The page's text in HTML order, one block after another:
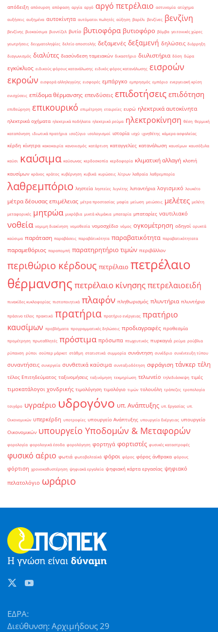
απόδειξη απόσυρση απόφαση αργία αργό αργό πετρέλαιο αστυνομία ατύχημα
αυξήσεις αυξημένα αυτοκίνητα αυτόματοι πωλητές αύξηση βαρέλι βενζίνες βενζίνη
βενζίνης βιοκαύσιμα βιοντίζελ βυτίο βυτιοφόρα βυτιοφόρο βόμβα γειτονικές χώρες
γεωτρήσεις δειγματοληψίες δελτίο αποστολής δεξαμενές δεξαμενή δηλώσεις διάρρηξη
διαγωνισμός διαλύτες διασύνδεση ταμειακών δικαστήριο διυλιστήρια δόση δώρα
εγκύκλιος ειδικούς φόρους κατανάλωσης ειδικός φόρος κατανάλωσης εισροών
εκροών εισφορά αλληλεγγύης εισφορές εμπάργκο εμπρησμός εμπόριο ενεργειακή κρίση
ενισχύσεις επίδομα θέρμανσης επενδύσεις επιδοτήσεις επιδότηση
επιθεώρηση επικουρικό επιμέτρηση εταιρείες ευρώ ηλεκτρικά αυτοκίνητα
ηλεκτρικά οχήματα ηλεκτρικά ποδήλατα ηλεκτρικό ρεύμα ηλεκτροκίνηση θέση θερμική
καταπόνηση ιδιωτικά πρατήρια ισοζύγιο ισολογισμοί ιστορία ισχύ ιχνηθέτης κάμερα ασφαλείας
κέρδη κίνητρα κακοκαιρία κανονισμός κατάρτιση καταγγελίες κατανάλωση καυσίμων καυσόξυλα
καύσι καύσιμα καύσωνας κερδοσκοπία κερδοφορία κλιματική αλλαγή κλοπή
καυσίμων κράνος κράτος κυβέρνηση κυβικά κυρώσεις λίτρων λαθραία λαθρεμπορία
λαθρεμπόριο ληστεία ληστείες λιγνίτης λιπαντήρια λογισμικό λουκέτο
μέτρα δέουσας επιμέλειας μέτρα προστασίας μαφία μείωση μειώσεις μελέτες μελέτη
μεταφορικές μητρώα μικρόβια μικτά κλιμάκια μπαταρία μπαταρίες ναυτιλιακό
νοθεία νομιμη διακίνηση νομοθεσία νομοσχέδιο νόμος ογκομέτρηση οδηγοί ορυκτά
καύσιμα παράταση παραβάσεις παραβάτικότητα παραβατικότητα παραβατικότητατα
παραμεθόριος παραπομπή παρατηρητήριο τιμών περιβάλλον
περιθώριο κέρδους πετρέλαιο πετρέλαιο
θέρμανσης πετρέλαιο κίνησηςπετρελαιοειδή
πινακίδες κυκλοφορίας πιστοποιητικά πλαφόν πληθωρισμός πλυντήρια πλυντήριο
πράσινο τέλος πρακτικό πρατήρια πρατήριο ενέργειας πρατήριο
καυσίμων προβλήματα προγραμματικές δηλώσεις προδιαγραφές προθεσμία
προμέτρηση πρωταθλητές πρόστιμα πρόσωπα πτωχευτικός πυρκαγιά ρεύμα ρούβλια
ρύπανση ρύποι σούπερ μάρκετ στάθμη στατιστικά συμμορία συνάντηση συνέδριο συνέντευξη τύπου
συναντήσεις συνεργεία συνθετικά καύσιμα συνταξιοδότηση σφράγιση τάνκερ τέλη
τέλος Επιτηδεύματος ταξινομήσεις ταξινόμηση τεκμηρίωση τελωνείο τηλεδιάσκεψη τιμές
τιμοκατάλογοι χονδρικής τιμολόγηση τιμολόγιο τιμών τολουόλη τράπεζες τροπολογία
τσιγάρο υγραέριο υδρογόνο υπ. Ανάπτυξης υπ. Εργασίας υπ.
Οικονομικών υπερκέρδη υποτροφίες υπουργείο Ανάπτυξης υπουργείο Ενέργειας υπουργείο
Οικονομικών υπουργείο Υποδομών & Μεταφορών
φορολογία φορολογικά έσοδα φορολόγηση φορτηγά φορτιστές φυσικές καταστροφές
φυσικό αέριο φωτιά φωτοβολταϊκά φόροι φόρος φόρος άνθρακα φόρους
φόρτιση χρονοκαθυστέρηση ψηφιακά εργαλεία ψηφιακή κάρτα εργασίας ψηφιακό
πελατολόγιο ωράριο
ΕΔΡΑ:
Διεύθυνση: Αρχιμήδους 29